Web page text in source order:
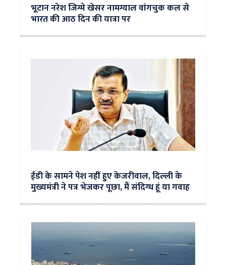
भूटान नरेश जिग्मे खेसर नामग्याल वांगचुक कल से
भारत की आठ दिन की यात्रा पर
ईडी के सामने पेश नहीं हुए केजरीवाल, दिल्ली के
मुख्यमंत्री ने पत्र भेजकर पूछा, मैं संदिग्ध हूं या गवाह